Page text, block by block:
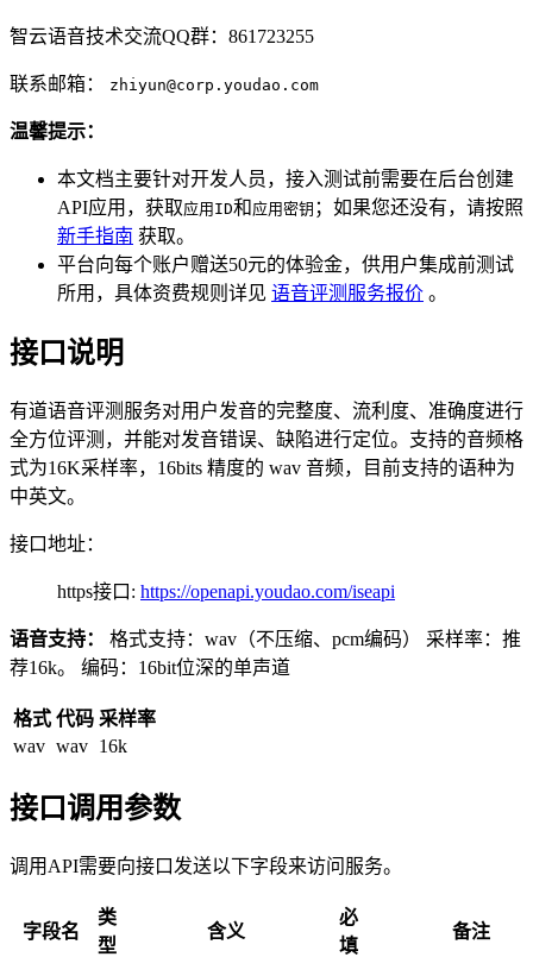
智云语音技术交流QQ群：861723255
联系邮箱： zhiyun@corp.youdao.com
温馨提示：
本文档主要针对开发人员，接入测试前需要在后台创建
API应用，获取应用ID和 应用密钥 ；如果您还没有，请按照
新手指南 获取。
平台向每个账户赠送50元的体验金，供用户集成前测试
所用，具体资费规则详见 语音评测服务报价 。
接口说明
有道语音评测服务对用户发音的完整度、流利度、准确度进行
全方位评测，并能对发音错误、缺陷进行定位。支持的音频格
式为16K采样率，16bits 精度的 wav 音频，目前支持的语种为
中英文。
接口地址：
https接口: https://openapi.youdao.com/iseapi
语音支持：
格式支持：wav（不压缩、pcm编码） 采样率：推
荐16k。 编码：16bit位深的单声道
格式 代码 采样率
wav wav 16k
接口调用参数
调用API需要向接口发送以下字段来访问服务。
字段名
类
型
含义
必
填
备注